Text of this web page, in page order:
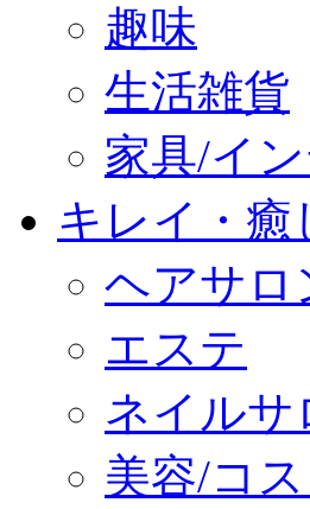
趣味
生活雑貨
家具/イ
キレイ・癒
ヘアサロ
エステ
ネイルサ
美容/コス